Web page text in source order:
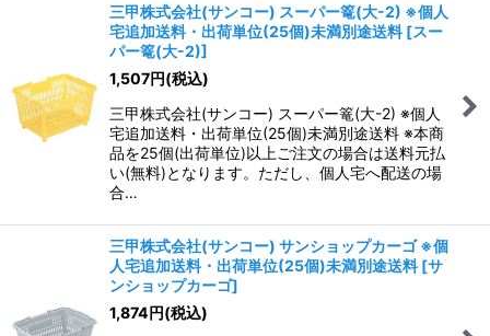
三甲株式会社(サンコー) スーパー篭(大-2) ※個人
宅追加送料・出荷単位(25個)未満別途送料 [スー
パー篭(大-2)]
1,507円(税込)
三甲株式会社(サンコー) スーパー篭(大-2) ※個人
宅追加送料・出荷単位(25個)未満別途送料 ※本商
品を25個(出荷単位)以上ご注文の場合は送料元払
い(無料)となります。ただし、個人宅へ配送の場
合…
三甲株式会社(サンコー) サンショップカーゴ ※個
人宅追加送料・出荷単位(25個)未満別途送料 [サ
ンショップカーゴ]
1,874円(税込)